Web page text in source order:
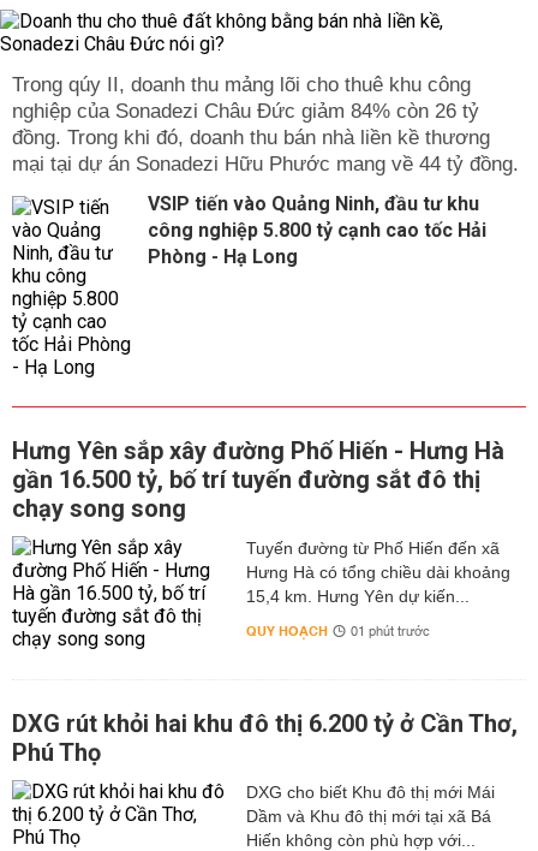
Trong qúy II, doanh thu mảng lõi cho thuê khu công
nghiệp của Sonadezi Châu Đức giảm 84% còn 26 tỷ
đồng. Trong khi đó, doanh thu bán nhà liền kề thương
mại tại dự án Sonadezi Hữu Phước mang về 44 tỷ đồng.
VSIP tiến vào Quảng Ninh, đầu tư khu
công nghiệp 5.800 tỷ cạnh cao tốc Hải
Phòng - Hạ Long
Hưng Yên sắp xây đường Phố Hiến - Hưng Hà
gần 16.500 tỷ, bố trí tuyến đường sắt đô thị
chạy song song
Tuyến đường từ Phố Hiến đến xã
Hưng Hà có tổng chiều dài khoảng
15,4 km. Hưng Yên dự kiến...
QUY HOẠCH 01 phút trước
DXG rút khỏi hai khu đô thị 6.200 tỷ ở Cần Thơ,
Phú Thọ
DXG cho biết Khu đô thị mới Mái
Dầm và Khu đô thị mới tại xã Bá
Hiến không còn phù hợp với...